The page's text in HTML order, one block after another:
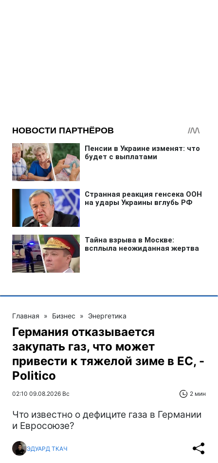
Главная » Бизнес » Энергетика
Германия отказывается
закупать газ, что может
привести к тяжелой зиме в ЕС, -
Politico
02:10 09.08.2026 Вс 2 мин
Что известно о дефиците газа в Германии
и Евросоюзе?
ЭДУАРД ТКАЧ